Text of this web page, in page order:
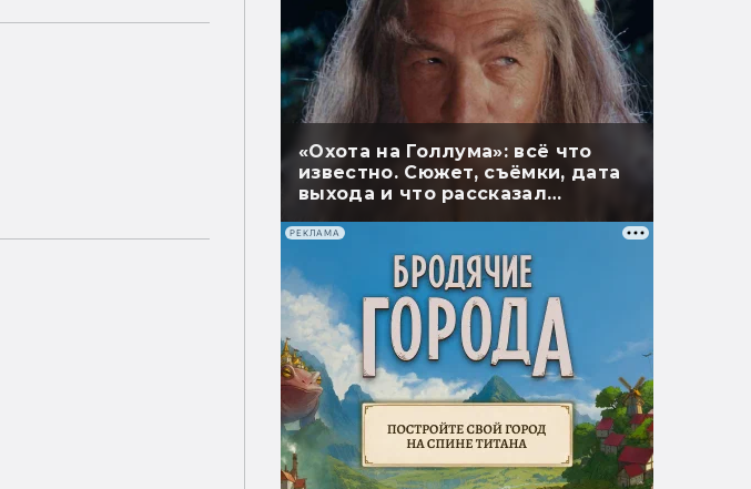
«Охота на Голлума»: всё что
известно. Сюжет, съёмки, дата
выхода и что рассказал
РЕКЛАМА